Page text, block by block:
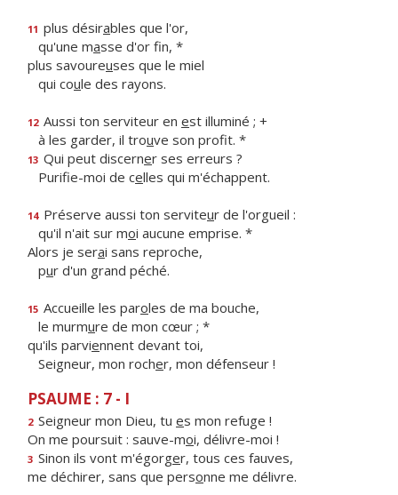
11 plus désirables que l'or,
qu'une masse d'or fin, *
plus savoureuses que le miel
qui coule des rayons.
12 Aussi ton serviteur en est illuminé ; +
à les garder, il trouve son profit. *
13 Qui peut discerner ses erreurs ?
Purifie-moi de celles qui m'échappent.
14 Préserve aussi ton serviteur de l'orgueil :
qu'il n'ait sur moi aucune emprise. *
Alors je serai sans reproche,
pur d'un grand péché.
15 Accueille les paroles de ma bouche,
le murmure de mon cœur ; *
qu'ils parviennent devant toi,
Seigneur, mon rocher, mon défenseur !
PSAUME : 7 - I
2 Seigneur mon Dieu, tu es mon refuge !
On me poursuit : sauve-moi, délivre-moi !
3 Sinon ils vont m'égorger, tous ces fauves,
me déchirer, sans que personne me délivre.